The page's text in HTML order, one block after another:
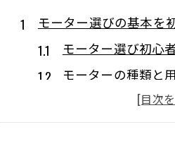
モーター選びの基本を
モーター選び初心
モーターの種類と
モーター選定で重
工作や産業向けモ